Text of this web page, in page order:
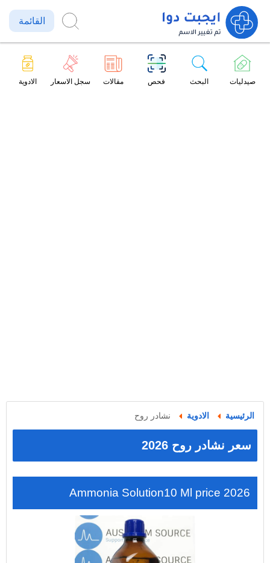
القائمة
صيدليات البحث فحص مقالات سجل الاسعار الادوية
الرئيسية الادوية نشادر روح
سعر نشادر روح 2026
Ammonia Solution10 Ml price 2026